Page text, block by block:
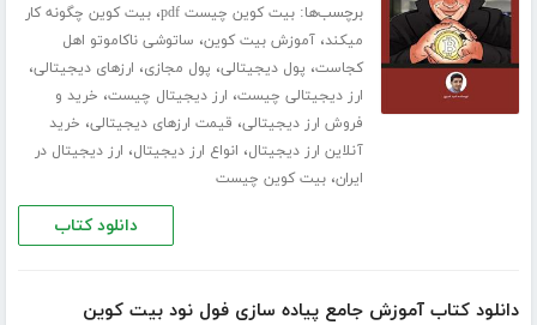
برچسب‌ها:بیت کوین چیست pdf ،بیت کوین چگونه کار
میکند،آموزش بیت کوین، ساتوشی ناکاموتو اهل
کجاست، پول دیجیتالی، پول مجازی، ارزهای دیجیتالی،
ارز دیجیتالی چیست، ارز دیجیتال چیست، خرید و
فروش ارز دیجیتالی، قیمت ارزهای دیجیتالی، خرید
آنلاین ارز دیجیتال، انواع ارز دیجیتال، ارز دیجیتال در
ایران،بیت کوین چیست
دانلود کتاب
دانلود کتاب آموزش جامع پیاده سازی فول نود بیت کوین